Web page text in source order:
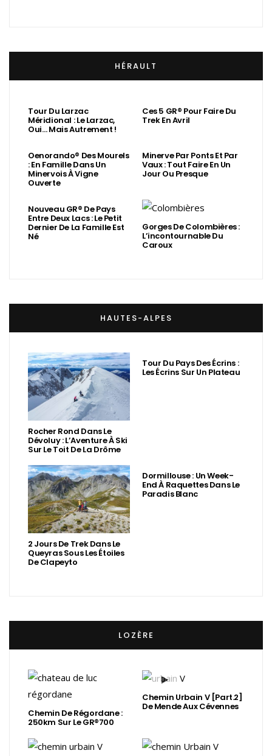
HÉRAULT
Tour Du Larzac
Méridional : Le Larzac,
Oui… Mais Autrement !
Ces 5 GR® Pour Faire Du
Trek En Avril
Oenorando® Des Mourels
: En Famille Dans Un
Minervois À Vigne
Ouverte
Minerve Par Ponts Et Par
Vaux : Tout Faire En Un
Jour Ou Presque
Nouveau GR® De Pays
Entre Deux Lacs : Le Petit
Dernier De La Famille Est
Né
Gorges De Colombières :
L’incontournable Du
Caroux
HAUTES-ALPES
Rocher Rond Dans Le
Dévoluy : L’Aventure À Ski
Sur Le Toit De La Drôme
Tour Du Pays Des Écrins :
Les Écrins Sur Un Plateau
2 Jours De Trek Dans Le
Queyras Sous Les Étoiles
De Clapeyto
Dormillouse : Un Week-
End À Raquettes Dans Le
Paradis Blanc
LOZÈRE
Chemin De Régordane :
250km Sur Le GR®700
Chemin Urbain V [Part.2]
De Mende Aux Cévennes